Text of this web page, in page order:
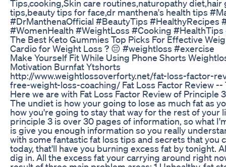
Tips,cooking,Skin care routines,naturopathy diet,hair
tips,beauty tips for face,dr manthena's health tips
#DrManthenaOfficial #BeautyTips #HealthyRecipes
#WomenHealth #WeightLoss #Cooking #HealthTips
The Best Keto Gummies Top Picks For Effective
Cardio for Weight Loss ? 😔 #weightloss #exercise
Make Yourself Fit While Using Phone Shorts
Motivation Burnfat Ytshorts
http://www.weightlossoverforty.net/fat-loss-factor-
free-weight-loss-coaching/ Fat Loss Factor Review --
Here we are with Fat Loss Factor Review of Principle
The undiet is how your going to lose as much fat as
how you're going to stay that way for the rest of your
principle 3 is over 30 pages of information, so what
is give you enough information so you really
with some fantastic fat loss tips and secrets that you
today, that'll have you burning excess fat by tonight.
dig in. All the excess fat your carrying around right